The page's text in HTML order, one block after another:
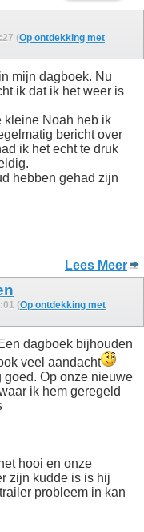
(Op ontdekking met
mijn dagboek. Nu
ik dat ik het weer is
kleine Noah heb ik
bericht over
ik het echt te druk
hebben gehad zijn
Lees Meer
(Op ontdekking met
dagboek bijhouden
veel aandacht
goed. Op onze nieuwe
ik hem geregeld
hooi en onze
zijn kudde is is hij
probleem in kan